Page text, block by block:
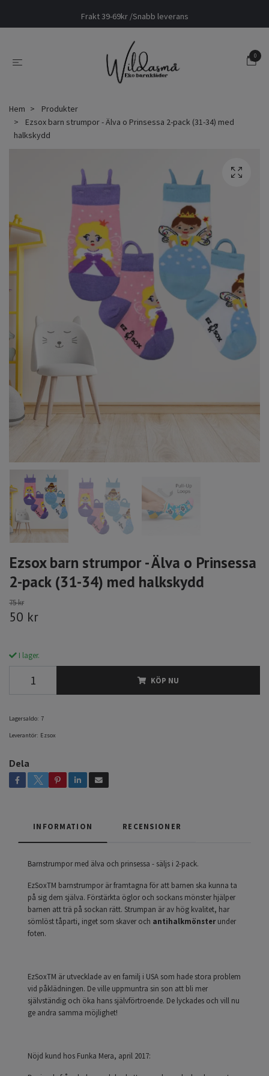
Frakt 39-69kr /Snabb leverans
0
Hem
Produkter
Ezsox barn strumpor - Älva o Prinsessa 2-pack (31-34) med
halkskydd
Ezsox barn strumpor - Älva o Prinsessa
2-pack (31-34) med halkskydd
75 kr
50 kr
I lager.
KÖP NU
Lagersaldo: 7
Leverantör: Ezsox
Dela
INFORMATION RECENSIONER
Barnstrumpor med älva och prinsessa - säljs i 2-pack.
EzSoxTM barnstrumpor är framtagna för att barnen ska kunna ta
på sig dem själva. Förstärkta öglor och sockans mönster hjälper
barnen att trä på sockan rätt. Strumpan är av hög kvalitet, har
sömlöst tåparti, inget som skaver och antihalkmönster under
foten.
EzSoxTM är utvecklade av en familj i USA som hade stora problem
vid påklädningen. De ville uppmuntra sin son att bli mer
självständig och öka hans självförtroende. De lyckades och vill nu
ge andra samma möjlighet!
Nöjd kund hos Funka Mera, april 2017: